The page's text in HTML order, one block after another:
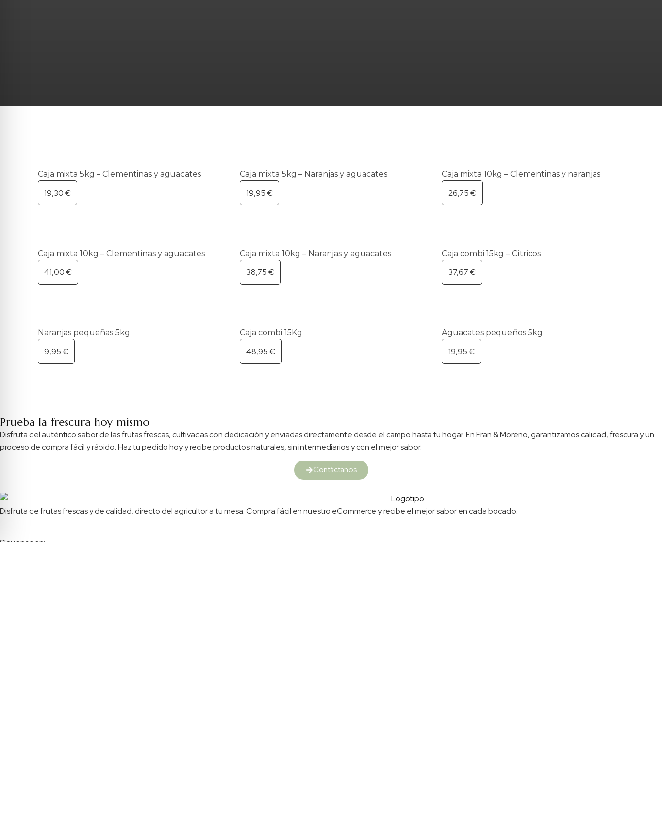
Caja mixta 5kg – Clementinas y aguacates
19,30€
Caja mixta 5kg – Naranjas y aguacates
19,95€
Caja mixta 10kg – Clementinas y naranjas
26,75€
Caja mixta 10kg – Clementinas y aguacates
41,00€
Caja mixta 10kg – Naranjas y aguacates
38,75€
Caja combi 15kg – Cítricos
37,67€
Naranjas pequeñas 5kg
9,95€
Caja combi 15Kg
48,95€
Aguacates pequeños 5kg
19,95€
Prueba la frescura hoy mismo
Disfruta del auténtico sabor de las frutas frescas, cultivadas con dedicación y enviadas directamente desde el campo hasta tu hogar. En Fran & Moreno, garantizamos calidad, frescura y un
proceso de compra fácil y rápido. Haz tu pedido hoy y recibe productos naturales, sin intermediarios y con el mejor sabor.
Contáctanos
Disfruta de frutas frescas y de calidad, directo del agricultor a tu mesa. Compra fácil en nuestro eCommerce y recibe el mejor sabor en cada bocado.
Síguenos en: